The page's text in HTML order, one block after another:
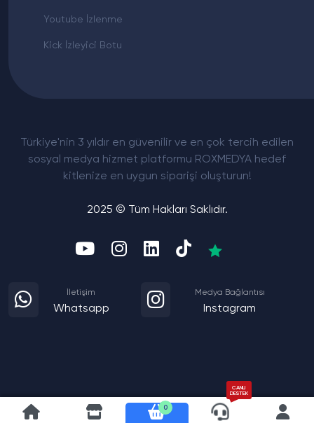
0
CANLI
DESTEK
Türkiye'nin 3 yıldır en güvenilir ve en çok tercih edilen
sosyal medya hizmet platformu ROXMEDYA hedef
kitlenize en uygun siparişi oluşturun!
2025 © Tüm Hakları Saklıdır.
İletişim
Whatsapp
Medya Bağlantısı
Instagram
Youtube İzlenme
Kick İzleyici Botu